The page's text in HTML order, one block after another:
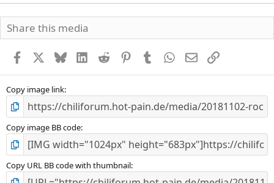
Share this media
Facebook BlueskyLinkedInReddit PinterestTumblr WhatsApp
E-MailLink
Copy image link
Copy image BB code
Copy URL BB code with thumbnail